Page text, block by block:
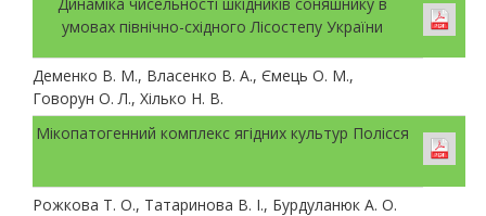
умовах північно-східного Лісостепу України
Деменко В. М., Власенко В. А., Ємець О. М.,
Говорун О. Л., Хілько Н. В.
Мікопатогенний комплекс ягідних культур Полісся
Рожкова Т. О., Татаринова В. І., Бурдуланюк А. О.